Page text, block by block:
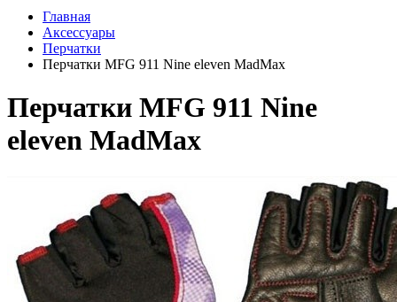
Главная
Аксессуары
Перчатки
Перчатки MFG 911 Nine eleven MadMax
Перчатки MFG 911 Nine
eleven MadMax